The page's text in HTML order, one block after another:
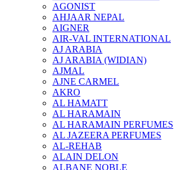
AGONIST
AHJAAR NEPAL
AIGNER
AIR-VAL INTERNATIONAL
AJ ARABIA
AJ ARABIA (WIDIAN)
AJMAL
AJNE CARMEL
AKRO
AL HAMATT
AL HARAMAIN
AL HARAMAIN PERFUMES
AL JAZEERA PERFUMES
AL-REHAB
ALAIN DELON
ALBANE NOBLE